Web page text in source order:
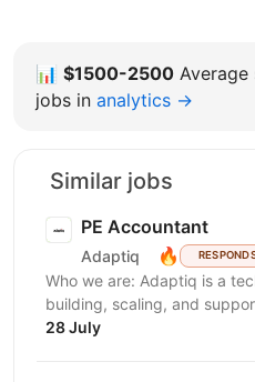
📊 $1500-2500
jobs in analytics →
Similar jobs
PE Accountant
Adaptiq 🔥
Who we are: Adaptiq is a
building, scaling, and
end, fast-growing product
28 July